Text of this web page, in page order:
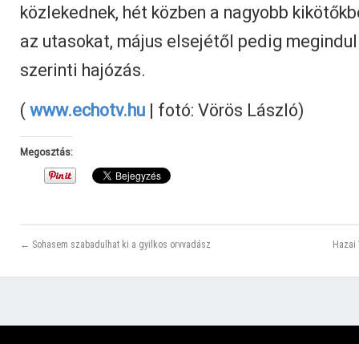
közlekednek, hét közben a nagyobb
az utasokat, május elsejétől pedig
szerinti hajózás.
( www.echotv.hu | fotó: Vörös László)
Megosztás:
← Sohasem szabadulhat ki a gyilkos orvvadász Hazai